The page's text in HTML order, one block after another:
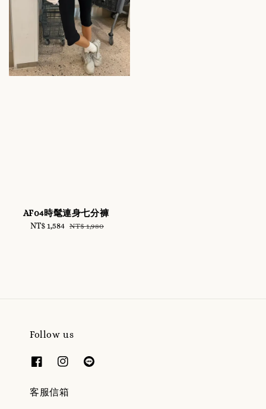
AF04時髦連身七分褲
Sale
NT$ 1,584 Regular
NT$ 1,980
Follow us
客服信箱